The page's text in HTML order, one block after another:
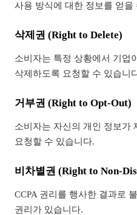
사용 방식에 대한 정보를 얻을
삭제권 (Right to Delete)
소비자는 특정 상황에서 기업
삭제하도록 요청할 수 있습니
거부권 (Right to Opt-Out)
소비자는 자신의 개인 정보가
요청할 수 있습니다.
비차별권 (Right to Non-
CCPA 권리를 행사한 결과로
권리가 있습니다.